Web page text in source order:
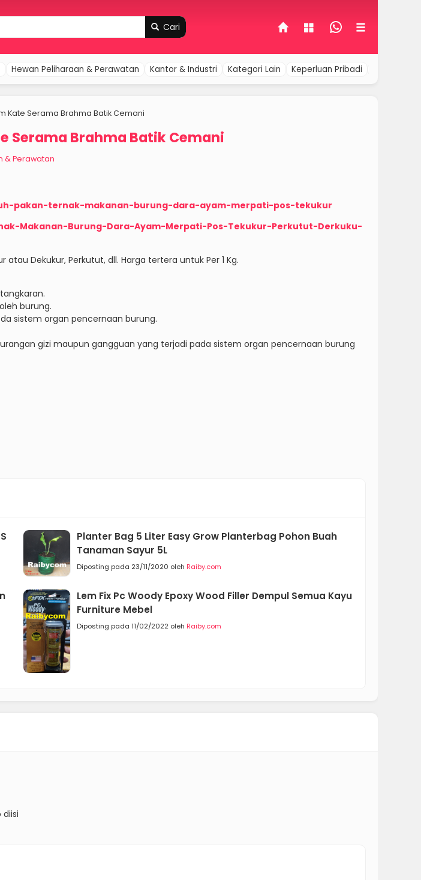
Cari
Hewan Peliharaan & Perawatan Kantor & Industri Kategori Lain Keperluan Pribadi
Kate Serama Brahma Batik Cemani
Serama Brahma Batik Cemani
& Perawatan
pakan-ternak-makanan-burung-dara-ayam-merpati-pos-tekukur
Makanan-Burung-Dara-Ayam-Merpati-Pos-Tekukur-Perkutut-Derkuku-
Dekukur, Perkutut, dll. Harga tertera untuk Per 1 Kg.
burung.
sistem organ pencernaan burung.
gizi maupun gangguan yang terjadi pada sistem organ pencernaan burung
Planter Bag 5 Liter Easy Grow Planterbag Pohon Buah
Tanaman Sayur 5L
Diposting pada 23/11/2020 oleh Raiby.com
Lem Fix Pc Woody Epoxy Wood Filler Dempul Semua Kayu
Furniture Mebel
Diposting pada 11/02/2022 oleh Raiby.com